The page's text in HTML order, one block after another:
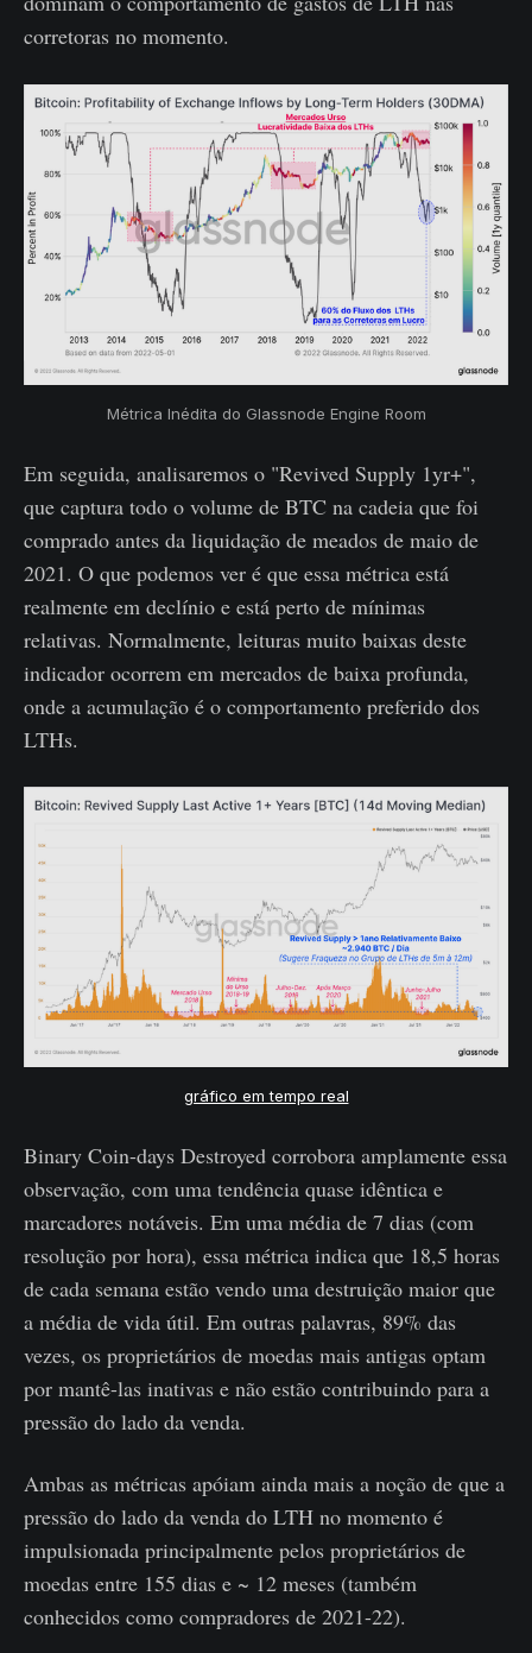
corretoras no momento.
Métrica Inédita do Glassnode Engine Room
Em seguida, analisaremos o "Revived Supply 1yr+",
que captura todo o volume de BTC na cadeia que foi
comprado antes da liquidação de meados de maio de
2021. O que podemos ver é que essa métrica está
realmente em declínio e está perto de mínimas
relativas. Normalmente, leituras muito baixas deste
indicador ocorrem em mercados de baixa profunda,
onde a acumulação é o comportamento preferido dos
LTHs.
gráfico em tempo real
Binary Coin-days Destroyed corrobora amplamente essa
observação, com uma tendência quase idêntica e
marcadores notáveis. Em uma média de 7 dias (com
resolução por hora), essa métrica indica que 18,5 horas
de cada semana estão vendo uma destruição maior que
a média de vida útil. Em outras palavras, 89% das
vezes, os proprietários de moedas mais antigas optam
por mantê-las inativas e não estão contribuindo para a
pressão do lado da venda.
Ambas as métricas apóiam ainda mais a noção de que a
pressão do lado da venda do LTH no momento é
impulsionada principalmente pelos proprietários de
moedas entre 155 dias e ~ 12 meses (também
conhecidos como compradores de 2021-22).